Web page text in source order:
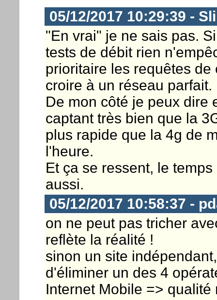
05/12/2017 10:29:39 -
"En vrai" je ne sais pas.
tests de débit rien
prioritaire les requêtes
croire à un réseau parfait.
De mon côté je peux dire
captant très bien que la
plus rapide que la 4g de
l'heure.
Et ça se ressent, le
aussi.
05/12/2017 10:58:37 -
on ne peut pas tricher
reflète la réalité !
sinon un site
d'éliminer un des 4
Internet Mobile => qualité